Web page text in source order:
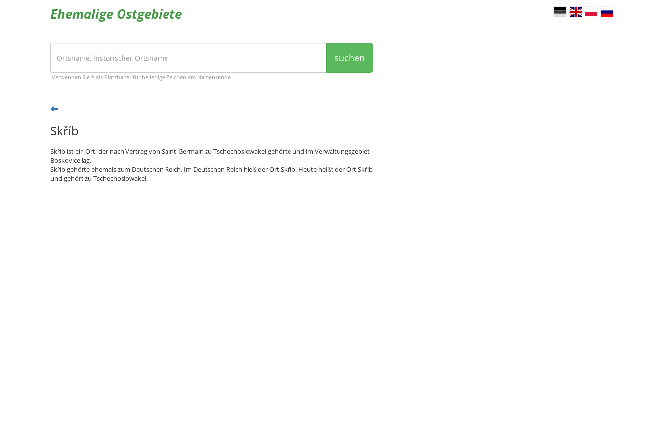
Ehemalige Ostgebiete
suchen
Verwenden Sie * als Platzhalter für beliebige Zeichen am Namensende
Skříb
Skříb ist ein Ort, der nach Vertrag von Saint-Germain zu Tschechoslowakei gehörte und im Verwaltungsgebiet
Boskovice lag.
Skříb gehörte ehemals zum Deutschen Reich. Im Deutschen Reich hieß der Ort Skřib. Heute heißt der Ort Skřib
und gehört zu Tschechoslowakei.